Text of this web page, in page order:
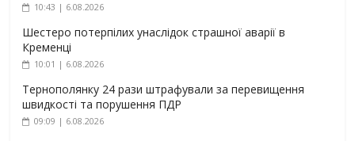
10:43 | 6.08.2026
Шестеро потерпілих унаслідок страшної аварії в
Кременці
10:01 | 6.08.2026
Тернополянку 24 рази штрафували за перевищення
швидкості та порушення ПДР
09:09 | 6.08.2026